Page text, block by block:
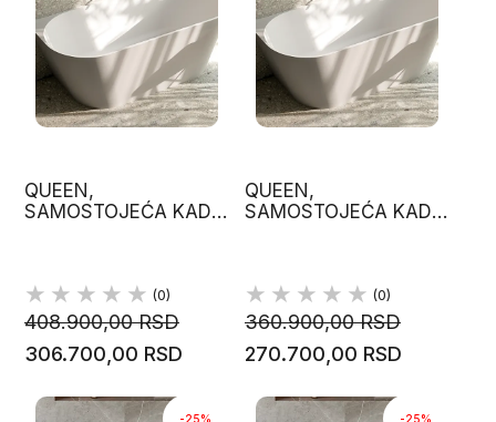
QUEEN,
SAMOSTOJEĆA KADA,
(0)
408.900,00 RSD
306.700,00 RSD
QUEEN,
SAMOSTOJEĆA KADA,
(0)
360.900,00 RSD
270.700,00 RSD
-25% -25%